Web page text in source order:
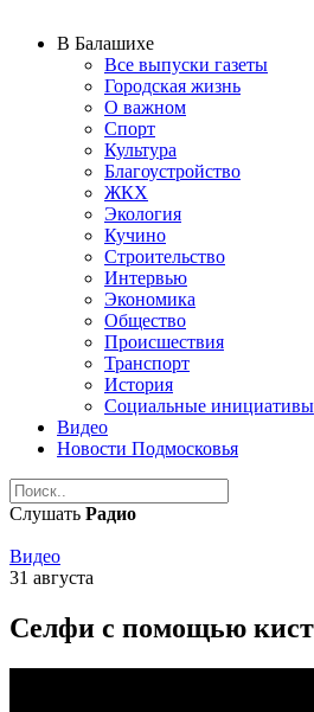
В Балашихе
Все выпуски газеты
Городская жизнь
О важном
Спорт
Культура
Благоустройство
ЖКХ
Экология
Кучино
Строительство
Интервью
Экономика
Общество
Происшествия
Транспорт
История
Социальные инициативы
Видео
Новости Подмосковья
Слушать Радио
Видео
31 августа
Селфи с помощью